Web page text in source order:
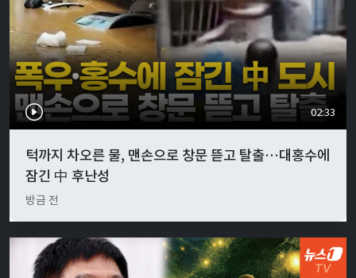
02:33
턱까지 차오른 물, 맨손으로 창문 뜯고 탈출…대홍수에
잠긴 中 후난성
방금 전